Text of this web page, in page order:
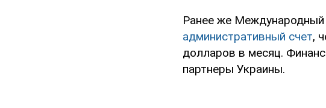
Ранее же
административный счет,
долларов в месяц.
партнеры Украины.